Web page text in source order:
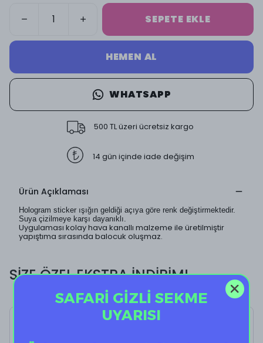
SEPETE EKLE
HEMEN AL
WHATSAPP
500 TL üzeri ücretsiz kargo
14 gün içinde iade değişim
Ürün Açıklaması
Hologram sticker ışığın geldiği açıya göre renk değiştirmektedir.
Suya çizilmeye karşı dayanıklı.
Uygulaması kolay hava kanallı malzeme ile üretilmiştir
yapıştıma sırasında balocuk oluşmaz.
SİZE ÖZEL EKSTRA İNDİRİM!
SAFARİ GİZLİ SEKME
UYARISI